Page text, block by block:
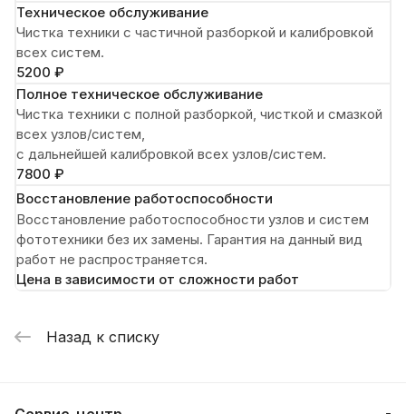
Техническое обслуживание
Чистка техники с частичной разборкой и калибровкой
всех систем.
5200 ₽
Полное техническое обслуживание
Чистка техники с полной разборкой, чисткой и смазкой
всех узлов/систем,
с дальнейшей калибровкой всех узлов/систем.
7800 ₽
Восстановление работоспособности
Восстановление работоспособности узлов и систем
фототехники без их замены. Гарантия на данный вид
работ не распространяется.
Цена в зависимости от сложности работ
Назад к списку